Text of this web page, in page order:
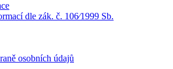
dle zák. č. 106⁄1999 Sb.
osobních údajů